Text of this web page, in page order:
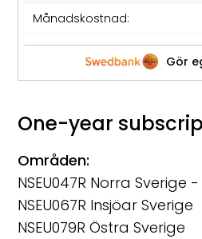
Månadskostnad:
Gör
One-year
Områden:
NSEU047R Norra Sverige
NSEU067R Insjöar Sverige
NSEU079R Östra Sverige